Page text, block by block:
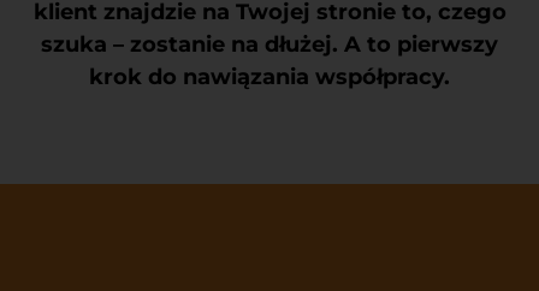
klient znajdzie na Twojej stronie to, czego
szuka – zostanie na dłużej. A to pierwszy
krok do nawiązania współpracy.